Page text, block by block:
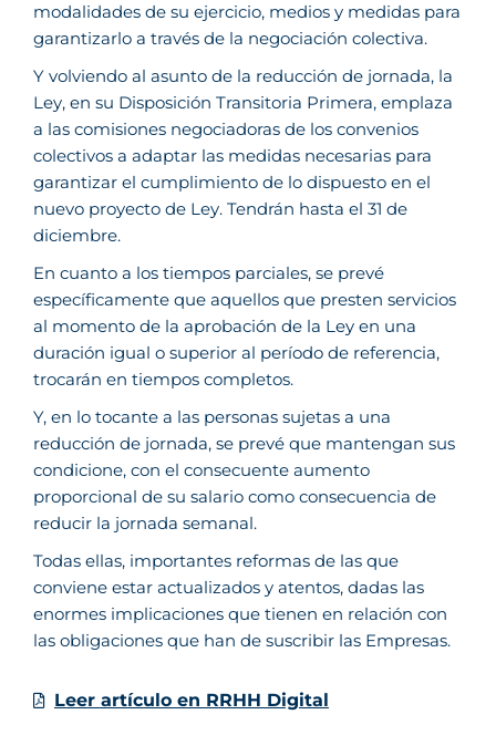
modalidades de su ejercicio, medios y medidas para
garantizarlo a través de la negociación colectiva.
Y volviendo al asunto de la reducción de jornada, la
Ley, en su Disposición Transitoria Primera, emplaza
a las comisiones negociadoras de los convenios
colectivos a adaptar las medidas necesarias para
garantizar el cumplimiento de lo dispuesto en el
nuevo proyecto de Ley. Tendrán hasta el 31 de
diciembre.
En cuanto a los tiempos parciales, se prevé
específicamente que aquellos que presten servicios
al momento de la aprobación de la Ley en una
duración igual o superior al período de referencia,
trocarán en tiempos completos.
Y, en lo tocante a las personas sujetas a una
reducción de jornada, se prevé que mantengan sus
condicione, con el consecuente aumento
proporcional de su salario como consecuencia de
reducir la jornada semanal.
Todas ellas, importantes reformas de las que
conviene estar actualizados y atentos, dadas las
enormes implicaciones que tienen en relación con
las obligaciones que han de suscribir las Empresas.
Leer artículo en RRHH Digital